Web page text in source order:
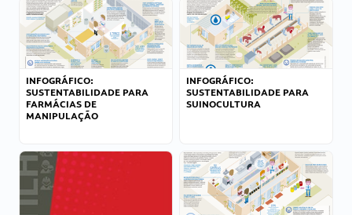
INFOGRÁFICO:
SUSTENTABILIDADE PARA
FARMÁCIAS DE
MANIPULAÇÃO
INFOGRÁFICO:
SUSTENTABILIDADE PARA
SUINOCULTURA